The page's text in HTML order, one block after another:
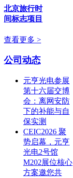
北京旅行时
间标志项目
查看更多 >
公司动态
元亨光电参展
第十六届交博
会：离网安防
下的补能与自
保实测
CEIC2026 聚
势启幕，元亨
光电2号馆
M202展位核心
方案邀您共